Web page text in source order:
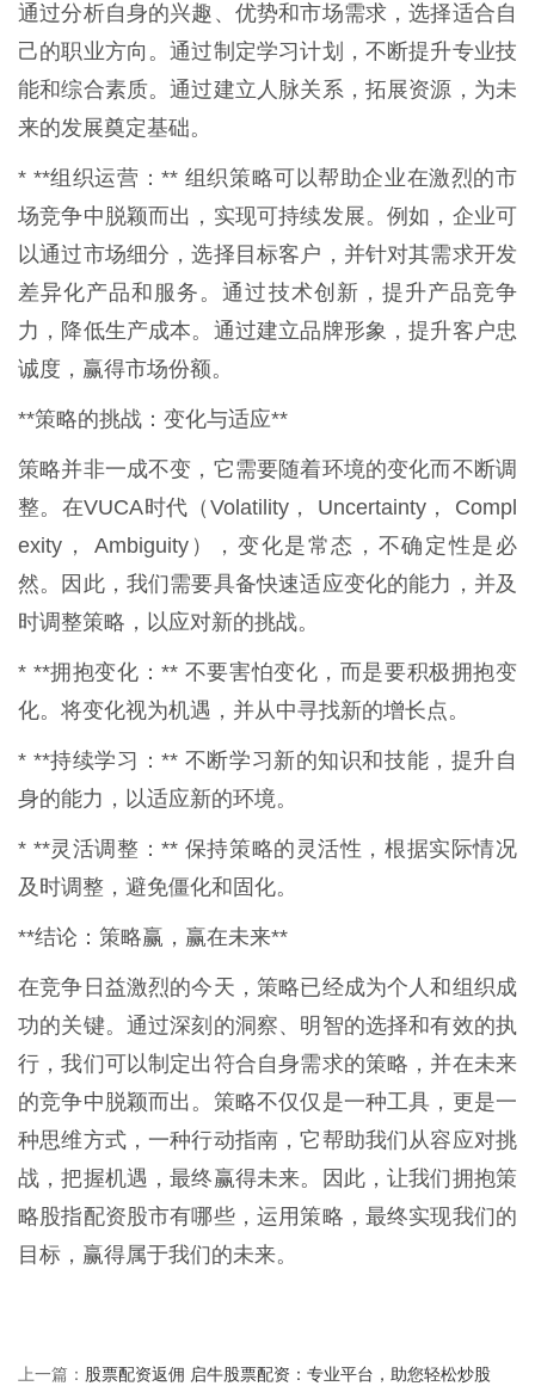
通过分析自身的兴趣、优势和市场需求，选择适合自
己的职业方向。通过制定学习计划，不断提升专业技
能和综合素质。通过建立人脉关系，拓展资源，为未
来的发展奠定基础。
* **组织运营：** 组织策略可以帮助企业在激烈的市
场竞争中脱颖而出，实现可持续发展。例如，企业可
以通过市场细分，选择目标客户，并针对其需求开发
差异化产品和服务。通过技术创新，提升产品竞争
力，降低生产成本。通过建立品牌形象，提升客户忠
诚度，赢得市场份额。
**策略的挑战：变化与适应**
策略并非一成不变，它需要随着环境的变化而不断调
整。在VUCA时代（Volatility， Uncertainty， Compl
exity， Ambiguity），变化是常态，不确定性是必
然。因此，我们需要具备快速适应变化的能力，并及
时调整策略，以应对新的挑战。
* **拥抱变化：** 不要害怕变化，而是要积极拥抱变
化。将变化视为机遇，并从中寻找新的增长点。
* **持续学习：** 不断学习新的知识和技能，提升自
身的能力，以适应新的环境。
* **灵活调整：** 保持策略的灵活性，根据实际情况
及时调整，避免僵化和固化。
**结论：策略赢，赢在未来**
在竞争日益激烈的今天，策略已经成为个人和组织成
功的关键。通过深刻的洞察、明智的选择和有效的执
行，我们可以制定出符合自身需求的策略，并在未来
的竞争中脱颖而出。策略不仅仅是一种工具，更是一
种思维方式，一种行动指南，它帮助我们从容应对挑
战，把握机遇，最终赢得未来。因此，让我们拥抱策
略股指配资股市有哪些，运用策略，最终实现我们的
目标，赢得属于我们的未来。
上一篇： 股票配资返佣 启牛股票配资：专业平台，助您轻松炒股